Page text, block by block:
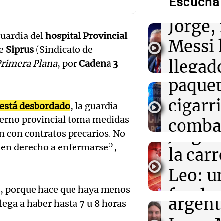
delhospital Provincial
Siprus (Sindicato de
Plana, porCadena 3
desbordado, la guardia
provincial toma medidas
con contratos precarios. No
derecho a enfermarse”,
porque hace que haya menos
a haber hasta 7 u 8 horas
11:16 Sociedad
Messi y
familia
11:02 Panorama
Detuvieron al
años para
10:59 Deportes
Newell’s
puso su
Bella Vista
Jorge,
Messi
llegó"
Una
Episodios
Audio.
en el
Panorama
Episodios
Audio.
Jorge
la
Leo:
Audio.
sueño
Audio.